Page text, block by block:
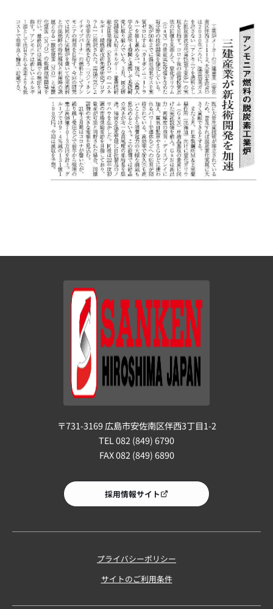
〒731-3169 広島市安佐南区伴西3丁目1-2
TEL 082 (849) 6790
FAX 082 (849) 6890
採用情報サイト
プライバシーポリシー
サイトのご利用条件